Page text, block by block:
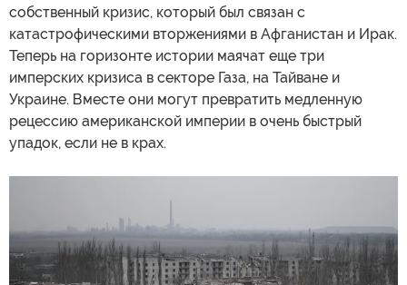
собственный кризис, который был связан с
катастрофическими вторжениями в Афганистан и Ирак.
Теперь на горизонте истории маячат еще три
имперских кризиса в секторе Газа, на Тайване и
Украине. Вместе они могут превратить медленную
рецессию американской империи в очень быстрый
упадок, если не в крах.